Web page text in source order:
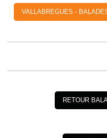
VALLABREGUES -
RETOUR